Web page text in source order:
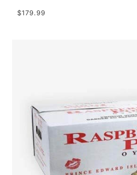
$179.99